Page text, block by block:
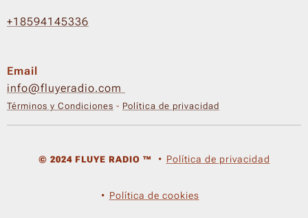
+18594145336
Email
info@fluyeradio.com
Términos y Condiciones - Política de privacidad
© 2024 FLUYE RADIO ™ Política de privacidad
Política de cookies